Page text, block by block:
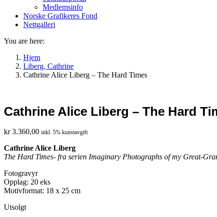
Medlemsinfo
Norske Grafikeres Fond
Nettgalleri
You are here:
Hjem
Liberg, Cathrine
Cathrine Alice Liberg – The Hard Times
Cathrine Alice Liberg – The Hard
kr3.360,00 inkl. 5% kunstavgift
Cathrine Alice Liberg
The Hard Times- fra serien Imaginary Photographs of my Great-
Fotogravyr
Opplag: 20 eks
Motivformat: 18 x 25 cm
Utsolgt